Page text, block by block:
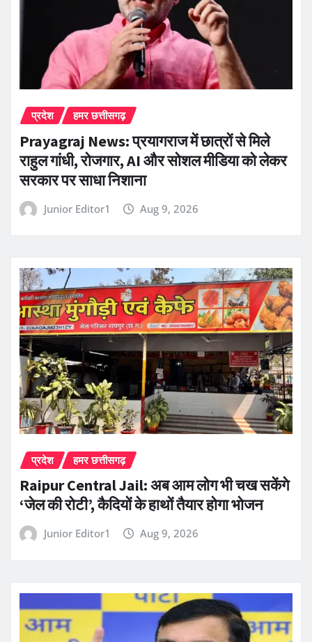
प्रदेश हमर छत्तीसगढ़
Prayagraj News: प्रयागराज में छात्रों से मिले
राहुल गांधी, रोजगार, AI और सोशल मीडिया को लेकर
सरकार पर साधा निशाना
Junior Editor1 Aug 9, 2026
प्रदेश हमर छत्तीसगढ़
Raipur Central Jail: अब आम लोग भी चख सकेंगे
‘जेल की रोटी’, कैदियों के हाथों तैयार होगा भोजन
Junior Editor1 Aug 9, 2026